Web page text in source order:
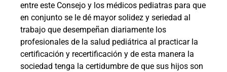
entre este Consejo y los médicos pediatras para que
en conjunto se le dé mayor solidez y seriedad al
trabajo que desempeñan diariamente los
profesionales de la salud pediátrica al practicar la
certificación y recertificación y de esta manera la
sociedad tenga la certidumbre de que sus hijos son